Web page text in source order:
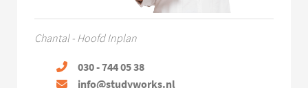
Chantal - Hoofd Inplan
030 - 744 05 38
info@studyworks.nl